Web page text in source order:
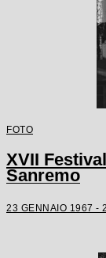
FOTO
XVII
Sanremo
23 GENNAIO 1967 -